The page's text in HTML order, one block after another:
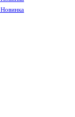
Новинка